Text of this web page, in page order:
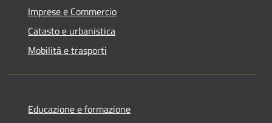
Imprese e Commercio
Catasto e urbanistica
Mobilità e trasporti
Educazione e formazione